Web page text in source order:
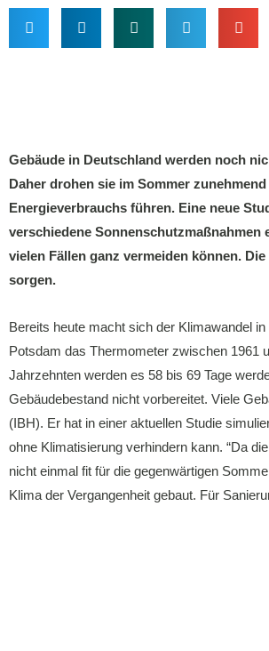
Gebäude in Deutschland werden noch
Daher drohen sie im Sommer
Energieverbrauchs führen. Eine neue
verschiedene
vielen Fällen ganz vermeiden können.
sorgen.
Bereits heute macht sich der Klimawandel
Potsdam das Thermometer zwischen 1961
Jahrzehnten werden es 58 bis 69 Tage
Gebäudebestand nicht vorbereitet. Viele
(IBH). Er hat in einer aktuellen Studie
ohne Klimatisierung verhindern kann. “Da
nicht einmal fit für die gegenwärtigen
Klima der Vergangenheit gebaut. Für